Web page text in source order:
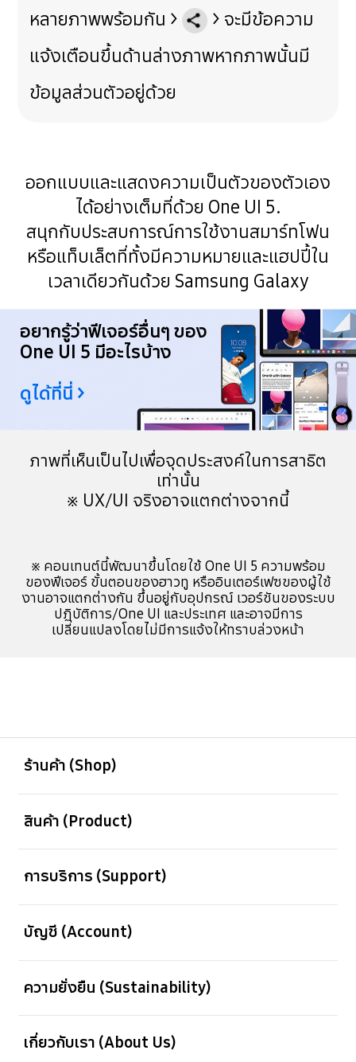
หลายภาพพร้อมกัน >
> จะมีข้อความ
แจ้งเตือนขึ้นด้านล่างภาพหากภาพนั้นมี
ข้อมูลส่วนตัวอยู่ด้วย
ออกแบบและแสดงความเป็นตัวของตัวเอง
ได้อย่างเต็มที่ด้วย One UI 5.
สนุกกับประสบการณ์การใช้งานสมาร์ทโฟน
หรือแท็บเล็ตที่ทั้งมีความหมายและแฮปปี้ใน
เวลาเดียวกันด้วย Samsung Galaxy
อยากรู้ว่าฟีเจอร์อื่นๆ ของ
One UI 5 มีอะไรบ้าง
ดูได้ที่นี่ >
ภาพที่เห็นเป็นไปเพื่อจุดประสงค์ในการสาธิต
เท่านั้น
※ UX/UI จริงอาจแตกต่างจากนี้
※ คอนเทนต์นี้พัฒนาขึ้นโดยใช้ One UI 5 ความพร้อม
ของฟีเจอร์ ขั้นตอนของฮาวทู หรืออินเตอร์เฟซของผู้ใช้
งานอาจแตกต่างกัน ขึ้นอยู่กับอุปกรณ์ เวอร์ชันของระบบ
ปฏิบัติการ/One UI และประเทศ และอาจมีการ
เปลี่ยนแปลงโดยไม่มีการแจ้งให้ทราบล่วงหน้า
ร้านค้า (Shop)
สินค้า (Product)
การบริการ (Support)
บัญชี (Account)
ความยั่งยืน (Sustainability)
เกี่ยวกับเรา (About Us)